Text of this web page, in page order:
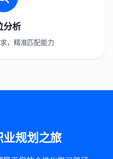
分析
，精准匹配能力
规划之旅